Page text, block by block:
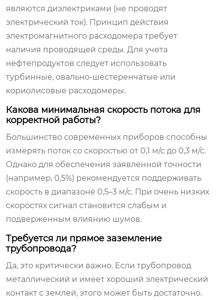
являются диэлектриками (не проводят
электрический ток). Принцип действия
электромагнитного расходомера требует
наличия проводящей среды. Для учета
нефтепродуктов следует использовать
турбинные, овально-шестеренчатые или
кориолисовые расходомеры.
Какова минимальная скорость потока для
корректной работы?
Большинство современных приборов способны
измерять поток со скоростью от 0,1 м/с до 0,3 м/с.
Однако для обеспечения заявленной точности
(например, 0,5%) рекомендуется поддерживать
скорость в диапазоне 0,5–3 м/с. При очень низких
скоростях сигнал становится слабым и
подверженным влиянию шумов.
Требуется ли прямое заземление
трубопровода?
Да, это критически важно. Если трубопровод
металлический и имеет хороший электрический
контакт с землей, этого может быть достаточно.